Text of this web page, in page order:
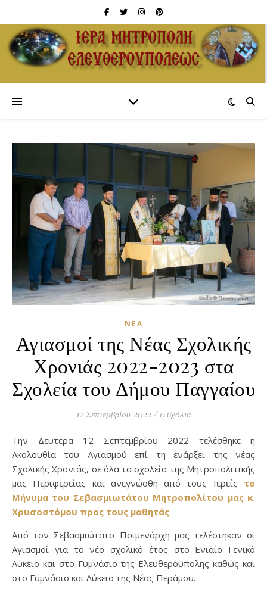
ΝΈΑ
Αγιασμοί της Νέας Σχολικής
Χρονιάς 2022-2023 στα
Σχολεία του Δήμου Παγγαίου
12 Σεπτεμβρίου 2022 / 0 σχόλια
Την Δευτέρα 12 Σεπτεμβρίου 2022 τελέσθηκε η
Ακολουθία του Αγιασμού επί τη ενάρξει της νέας
Σχολικής Χρονιάς, σε όλα τα σχολεία της Μητροπολιτικής
μας Περιφερείας και ανεγνώσθη από τους Ιερείς το
Μήνυμα του Σεβασμιωτάτου Μητροπολίτου μας κ.
Χρυσοστόμου προς τους μαθητάς.
Από τον Σεβασμιώτατο Ποιμενάρχη μας τελέστηκαν οι
Αγιασμοί για το νέο σχολικό έτος στο Ενιαίο Γενικό
Λύκειο και στο Γυμνάσιο της Ελευθερούπολης καθώς και
στο Γυμνάσιο και Λύκειο της Νέας Περάμου.